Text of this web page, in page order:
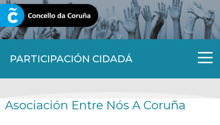
PARTICIPACIÓN CIDADÁ
CORUNA.GAL
Asociación Entre Nós A Coruña